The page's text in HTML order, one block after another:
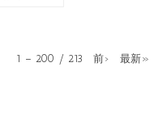
1 – 200 / 213前› 最新»